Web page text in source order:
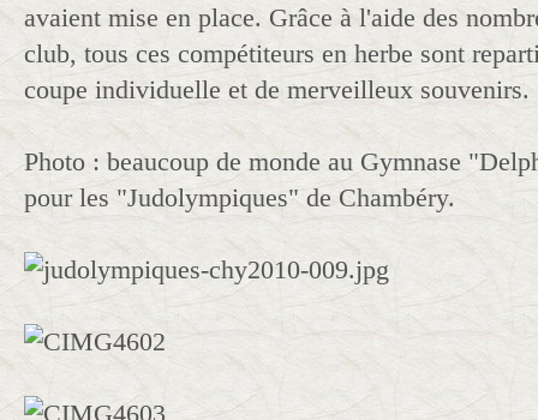
avaient mise en place. Grâce à l'aide des
club, tous ces compétiteurs en herbe sont
coupe individuelle et de merveilleux souvenirs.
Photo : beaucoup de monde au Gymnase
pour les "Judolympiques" de Chambéry.